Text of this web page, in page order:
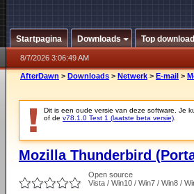
Startpagina Downloads Top
8/7/2026 3:06:49 AM
AfterDawn > Downloads > Netwerk > E-mail >
Dit is een oude versie van deze software. Je
of de v78.1.0 Test 1 (laatste beta versie)
Mozilla Thunderbird
Open source
Vista / Win10 / Win7 / Win8 /